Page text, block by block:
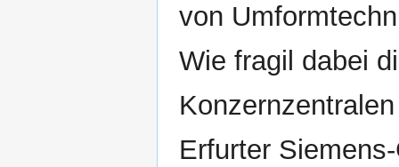
von
Wie fragil dabei
Erfurter